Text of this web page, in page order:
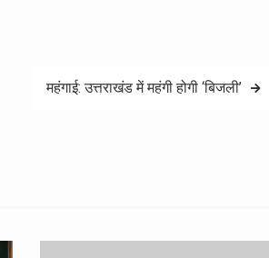
महंगाई: उत्तराखंड में महंगी होगी ‘बिजली’